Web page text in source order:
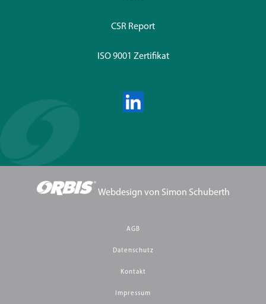
CSR Report
ISO 9001 Zertifikat
Webdesign von Simon Schuberth
AGB
Datenschutz
Kontakt
Impressum